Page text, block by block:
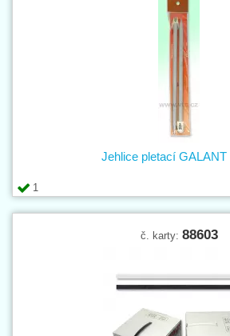
1
Jehlice pletací GALANT
č. karty: 88603